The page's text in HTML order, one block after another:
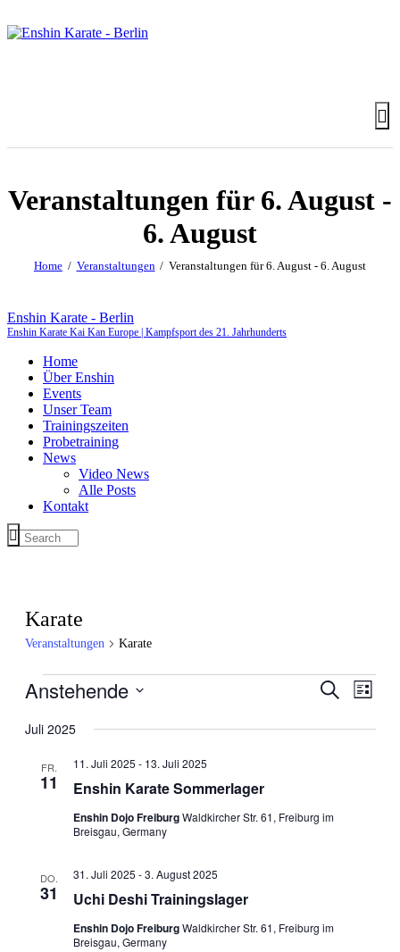
Veranstaltungen für 6. August -
6. August
Home Veranstaltungen Veranstaltungen für 6. August - 6. August
Enshin Karate - Berlin
Enshin Karate Kai Kan Europe | Kampfsport des 21. Jahrhunderts
Home
Über Enshin
Events
Unser Team
Trainingszeiten
Probetraining
News
Video News
Alle Posts
Kontakt
Karate
Veranstaltungen Karate
Veranstaltungen
und
Suche
Liste
Anstehende
wählen.
Juli 2025
FR.
11 Enshin Karate Sommerlager
11. Juli 2025 - 13. Juli 2025
Enshin Dojo FreiburgWaldkircher Str. 61, Freiburg im
Breisgau, Germany
DO.
31 Uchi Deshi Trainingslager
31. Juli 2025 -3. August 2025
Enshin Dojo FreiburgWaldkircher Str. 61, Freiburg im
Breisgau, Germany